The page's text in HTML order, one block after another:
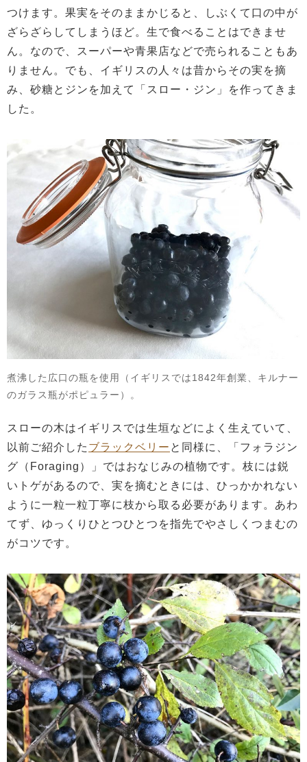
つけます。果実をそのままかじると、しぶくて口の中が
ざらざらしてしまうほど。生で食べることはできませ
ん。なので、スーパーや青果店などで売られることもあ
りません。でも、イギリスの人々は昔からその実を摘
み、砂糖とジンを加えて「スロー・ジン」を作ってきま
した。
煮沸した広口の瓶を使用（イギリスでは1842年創業、キルナー
のガラス瓶がポピュラー）。
スローの木はイギリスでは生垣などによく生えていて、
以前ご紹介した ブラックベリー と同様に、「フォラジン
グ（Foraging）」ではおなじみの植物です。枝には鋭
いトゲがあるので、実を摘むときには、ひっかかれない
ように一粒一粒丁寧に枝から取る必要があります。あわ
てず、ゆっくりひとつひとつを指先でやさしくつまむの
がコツです。